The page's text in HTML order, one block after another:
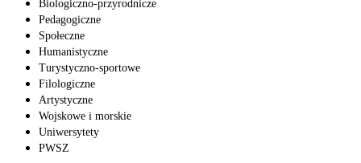
Biologiczno-przyrodnicze
Pedagogiczne
Społeczne
Humanistyczne
Turystyczno-sportowe
Filologiczne
Artystyczne
Wojskowe i morskie
Uniwersytety
PWSZ